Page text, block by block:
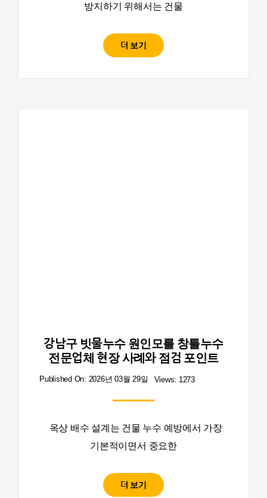
방지하기 위해서는 건물
더 보기
강남구 빗물누수 원인모를 창틀누수
전문업체 현장 사례와 점검 포인트
Published On: 2026년 03월 29일 Views: 1273
옥상 배수 설계는 건물 누수 예방에서 가장
기본적이면서 중요한
더 보기